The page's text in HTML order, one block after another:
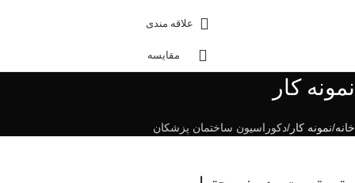
علاقه مندی
مقایسه
نمونه کار
خانه نمونه کار دکوراسیون ساختمان پزشکان